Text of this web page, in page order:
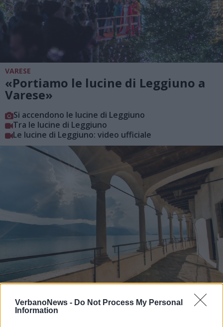
VerbanoNews - Do Not Process My Personal
Information
VARESE
«Portiamo le lucine di Leggiuno a
Varese»
Si accendono le lucine di Leggiuno
Tra le lucine di Leggiuno
Le lucine di Leggiuno: video ufficiale
LEGGIUNO